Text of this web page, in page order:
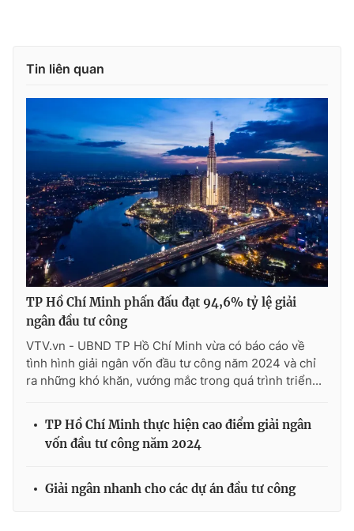
® Cấm sao chép dưới mọi hình thức nếu không có sự chấp
thuận bằng văn bản. Ghi rõ nguồn VTV.vn khi phát hành lại
thông tin từ website này.
Tin liên quan
TP Hồ Chí Minh phấn đấu đạt 94,6% tỷ lệ giải
ngân đầu tư công
VTV.vn - UBND TP Hồ Chí Minh vừa có báo cáo về
tình hình giải ngân vốn đầu tư công năm 2024 và chỉ
ra những khó khăn, vướng mắc trong quá trình triển...
TP Hồ Chí Minh thực hiện cao điểm giải ngân
vốn đầu tư công năm 2024
Giải ngân nhanh cho các dự án đầu tư công